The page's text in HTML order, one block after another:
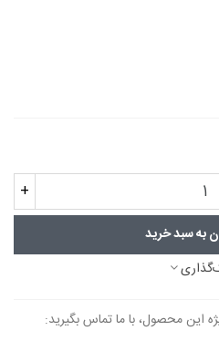
+
به سبد خرید
این محصول، با ما تماس بگیرید: